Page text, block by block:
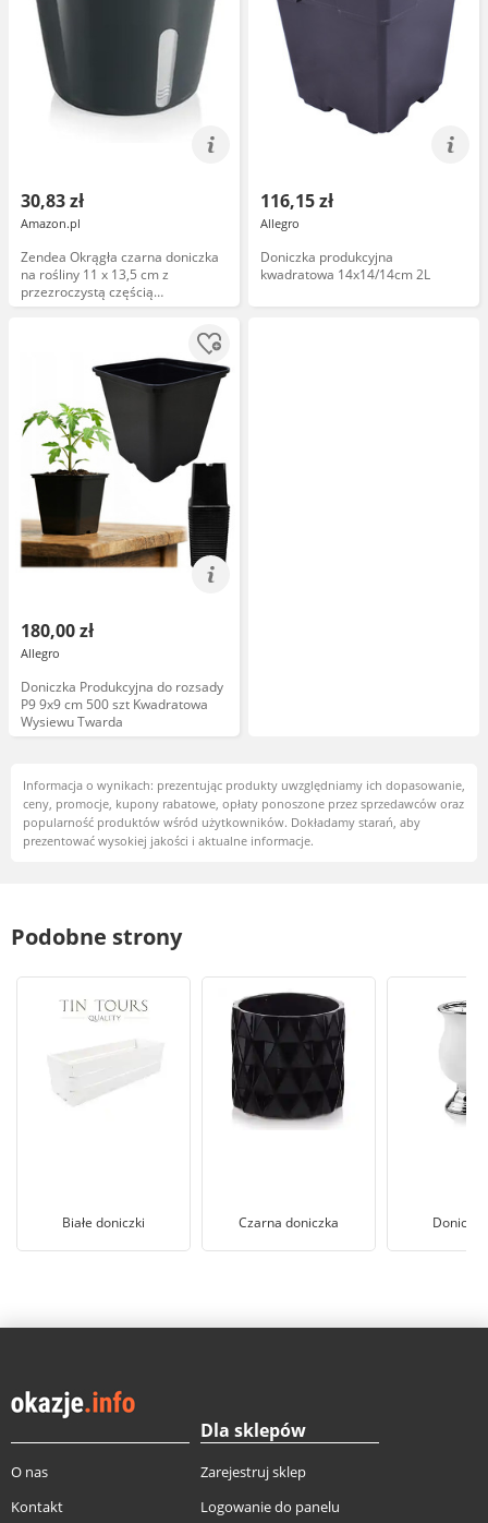
30,83 zł
Amazon.pl
Zendea Okrągła czarna doniczka
na rośliny 11 x 13,5 cm z
przezroczystą częścią
kontrolującą poziom wody -
wewnątrz, jak i na zewnątrz, do
uprawy ziół aromatycznych i
116,15 zł
Allegro
Doniczka produkcyjna
kwadratowa 14x14/14cm 2L
180,00 zł
Allegro
Doniczka Produkcyjna do rozsady
P9 9x9 cm 500 szt Kwadratowa
Wysiewu Twarda
Informacja o wynikach: prezentując produkty uwzględniamy ich dopasowanie,
ceny, promocje, kupony rabatowe, opłaty ponoszone przez sprzedawców oraz
popularność produktów wśród użytkowników. Dokładamy starań, aby
prezentować wysokiej jakości i aktualne informacje.
Podobne strony
Białe doniczki Czarna doniczka Donica
O nas
Kontakt
Dla sklepów
Zarejestruj sklep
Logowanie do panelu